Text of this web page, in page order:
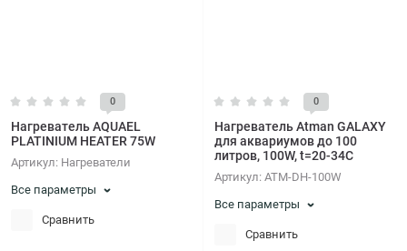
0
Нагреватель AQUAEL
PLATINIUM HEATER 75W
Артикул: Нагреватели
Все параметры
Сравнить
0
Нагреватель Atman GALAXY
для аквариумов до 100
литров, 100W, t=20-34C
Артикул: ATM-DH-100W
Все параметры
Сравнить